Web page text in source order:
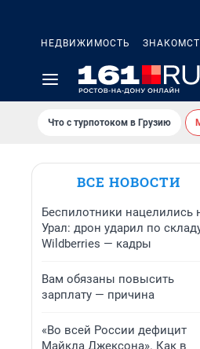
НЕДВИЖИМОСТЬ
Что с турпотоком в Грузию
ВСЕ НОВОСТИ
Беспилотники нацелились
Урал: дрон ударил по
Wildberries — кадры
Вам обязаны повысить
зарплату — причина
«Во всей России дефицит
Майкла Джексона». Как в